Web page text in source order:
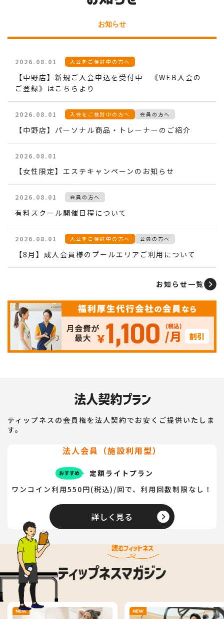
お知らせ
2026.08.01 入会をご検討中の方へ
【中野店】新規ご入会申込を受付中 《WEB入会の
ご登録》はこちらより
2026.08.01 入会をご検討中の方へ 会員の方へ
【中野店】パーソナル商品・トレーナーのご紹介
2026.08.01
【女性限定】エステキャンペーンのお知らせ
2026.08.01 会員の方へ
有料スクール開催日程について
2026.08.01 入会をご検討中の方へ 会員の方へ
【8月】成人会員様のプールエリアご利用について
お知らせ一覧
ティップネスの会員権を法人契約でお安くご提供いたしま
す。
法人会員（施設利用型）
定額ライトプラン
ワンコイン利用550円(税込)/回で、利用回数制限なし！
詳しく見る